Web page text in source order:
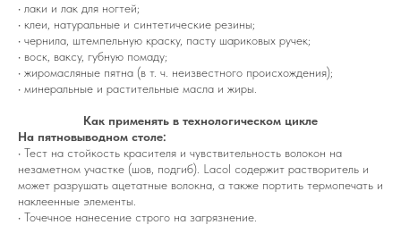
• лаки и лак для ногтей;
• клеи, натуральные и синтетические резины;
• чернила, штемпельную краску, пасту шариковых ручек;
• воск, ваксу, губную помаду;
• жиромасляные пятна (в т. ч. неизвестного происхождения);
• минеральные и растительные масла и жиры.
Как применять в технологическом цикле
На пятновыводном столе:
• Тест на стойкость красителя и чувствительность волокон на
незаметном участке (шов, подгиб). Lacol содержит растворитель и
может разрушать ацетатные волокна, а также портить термопечать и
наклеенные элементы.
• Точечное нанесение строго на загрязнение.